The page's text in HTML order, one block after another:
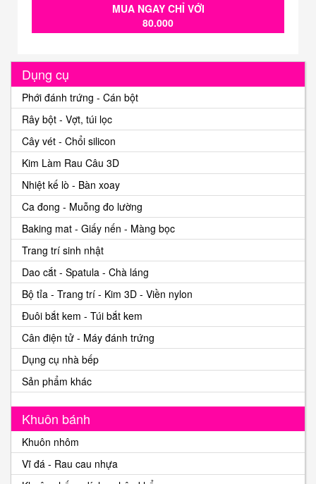
MUA NGAY CHỈ VỚI
80.000
Dụng cụ
Phới đánh trứng - Cán bột
Rây bột - Vợt, túi lọc
Cây vét - Chổi silicon
Kim Làm Rau Câu 3D
Nhiệt kế lò - Bàn xoay
Ca đong - Muỗng đo lường
Baking mat - Giấy nến - Màng bọc
Trang trí sinh nhật
Dao cắt - Spatula - Chà láng
Bộ tỉa - Trang trí - Kim 3D - Viền nylon
Đuôi bắt kem - Túi bắt kem
Cân điện tử - Máy đánh trứng
Dụng cụ nhà bếp
Sản phẩm khác
Khuôn bánh
Khuôn nhôm
Vĩ đá - Rau cau nhựa